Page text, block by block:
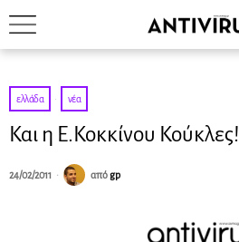
ελλάδα · νέα
Και η Ε.Κοκκίνου Κούκλες!
24/02/2011 απόgp